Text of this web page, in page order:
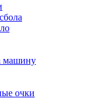
машину
очки